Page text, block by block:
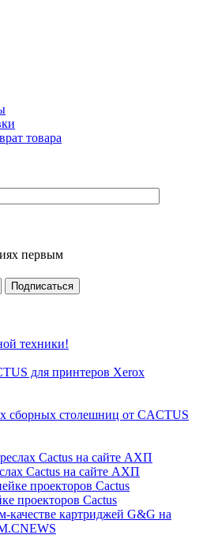
товара
первым
техники!
для принтеров Xerox
сборных столешниц от CACTUS
Cactus на сайте АХП
проекторов Cactus